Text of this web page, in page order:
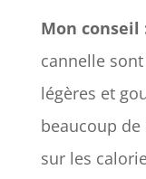
Mon conseil
cannelle
légères et
beaucoup
sur les